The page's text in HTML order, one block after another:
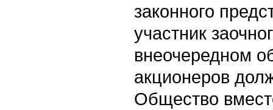
законного
участник
внеочередном
акционеров
Общество